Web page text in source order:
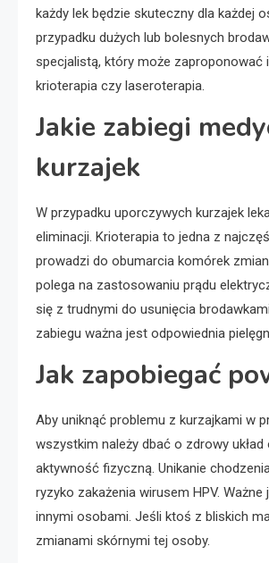
każdy lek będzie skuteczny dla każdej
przypadku dużych lub bolesnych
specjalistą, który może zaproponować
krioterapia czy laseroterapia.
Jakie zabiegi
kurzajek
W przypadku uporczywych kurzajek
eliminacji. Krioterapia to jedna z
prowadzi do obumarcia komórek
polega na zastosowaniu prądu
się z trudnymi do usunięcia
zabiegu ważna jest odpowiednia
Jak zapobiegać
Aby uniknąć problemu z kurzajkami w
wszystkim należy dbać o zdrowy
aktywność fizyczną. Unikanie
ryzyko zakażenia wirusem HPV.
innymi osobami. Jeśli ktoś z bliskich
zmianami skórnymi tej osoby.